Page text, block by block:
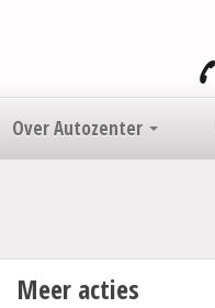
Over Autozenter
Meer acties